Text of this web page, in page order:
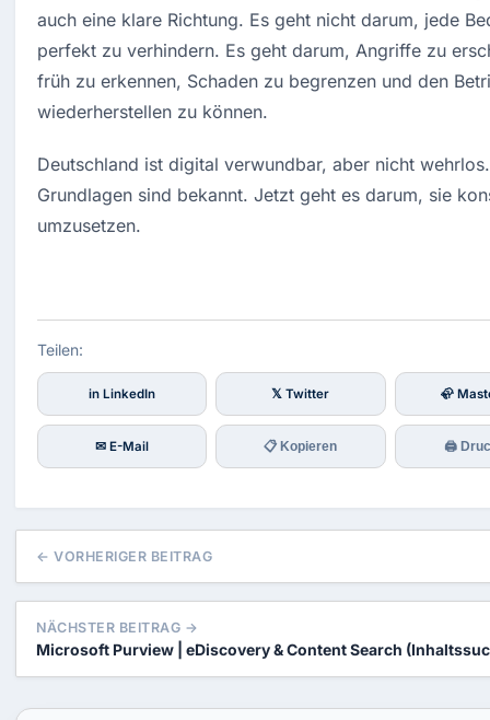
auch eine klare Richtung. Es geht nicht darum, jede
perfekt zu verhindern. Es geht darum, Angriffe zu
früh zu erkennen, Schaden zu begrenzen und den
wiederherstellen zu können.
Deutschland ist digital verwundbar, aber nicht
Grundlagen sind bekannt. Jetzt geht es darum, sie
umzusetzen.
Teilen:
in LinkedIn 𝕏 Twitter 🦣
✉ E-Mail 📋 Kopieren 🖨
← VORHERIGER BEITRAG
NÄCHSTER BEITRAG →
Microsoft Purview | eDiscovery & Content Search